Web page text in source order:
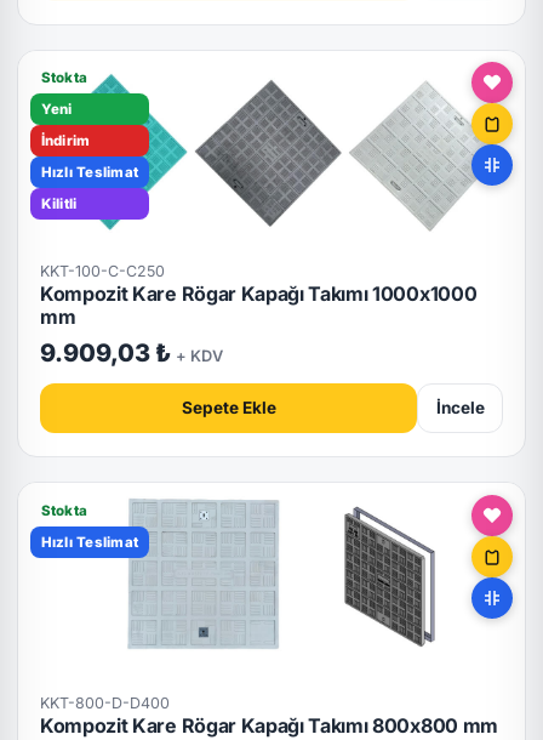
Stokta
Yeni
İndirim
Hızlı Teslimat
Kilitli
KKT-100-C-C250
Kompozit Kare Rögar Kapağı Takımı 1000x1000
mm
9.909,03 ₺ + KDV
Sepete Ekle İncele
Stokta
Hızlı Teslimat
KKT-800-D-D400
Kompozit Kare Rögar Kapağı Takımı 800x800 mm